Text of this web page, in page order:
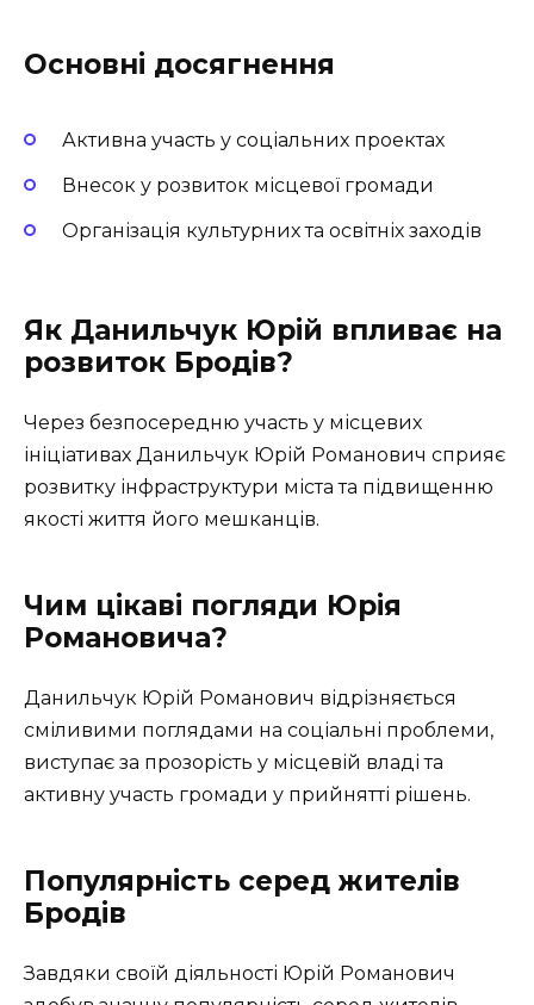
Основні досягнення
Активна участь у соціальних проектах
Внесок у розвиток місцевої громади
Організація культурних та освітніх заходів
Як Данильчук Юрій впливає на
розвиток Бродів?
Через безпосередню участь у місцевих
ініціативах Данильчук Юрій Романович сприяє
розвитку інфраструктури міста та підвищенню
якості життя його мешканців.
Чим цікаві погляди Юрія
Романовича?
Данильчук Юрій Романович відрізняється
сміливими поглядами на соціальні проблеми,
виступає за прозорість у місцевій владі та
активну участь громади у прийнятті рішень.
Популярність серед жителів
Бродів
Завдяки своїй діяльності Юрій Романович